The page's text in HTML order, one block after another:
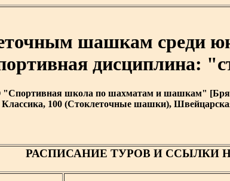
шашкам среди
дисциплина:
школа по шахматам и шашкам"
Классика, 100 (Стоклеточные шашки),
РАСПИСАНИЕ ТУРОВ И ССЫЛКИ